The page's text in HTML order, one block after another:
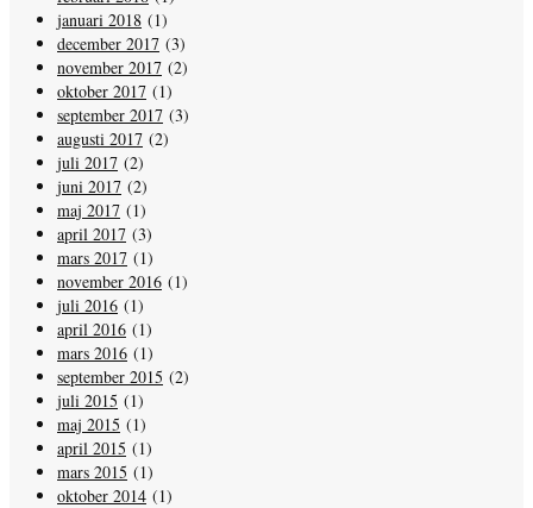
januari 2018 (1)
december 2017 (3)
november 2017 (2)
oktober 2017 (1)
september 2017 (3)
augusti 2017 (2)
juli 2017 (2)
juni 2017 (2)
maj 2017 (1)
april 2017 (3)
mars 2017 (1)
november 2016 (1)
juli 2016 (1)
april 2016 (1)
mars 2016 (1)
september 2015 (2)
juli 2015 (1)
maj 2015 (1)
april 2015 (1)
mars 2015 (1)
oktober 2014 (1)